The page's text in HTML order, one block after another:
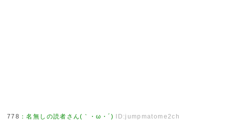
778 ：名無しの読者さん(｀・ω・´) ID:jumpmatome2ch